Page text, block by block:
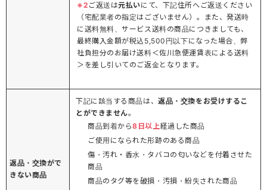
※2 ご返送は元払いにて、下記住所へご返送ください
（宅配業者の指定はございません）。また、発送時
に送料無料、サービス送料の商品につきましても、
最終購入金額が税込5,500円以下になった場合、弊
社負担分のお届け送料＜佐川急便運賃表による送料
＞を差し引いてのご返金となります。
返品・交換がで
きない商品
下記に該当する商品は、返品・交換をお受けするこ
とができません。
商品到着から8日以上経過した商品
ご使用になられた形跡のある商品
傷・汚れ・香水・タバコの匂いなどを付着させた
商品
商品のタグ等を破損・汚損・紛失された商品